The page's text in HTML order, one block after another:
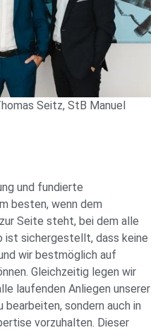
Seitz, StB Manuel
und fundierte
besten, wenn dem
Seite steht, bei dem alle
ist sichergestellt, dass keine
wir bestmöglich auf
Gleichzeitig legen wir
laufenden Anliegen unserer
sondern auch in
vorzuhalten. Dieser